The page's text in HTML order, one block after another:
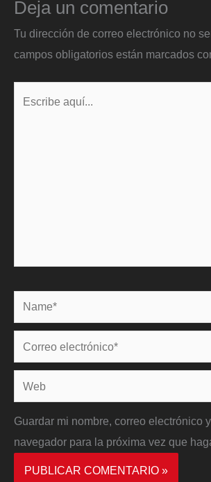
Deja un comentario
Tu dirección de correo electrónico no
campos obligatorios están marcados
Name*
Correo
electrónico*
Web
Guardar mi nombre, correo electrónico
navegador para la próxima vez que